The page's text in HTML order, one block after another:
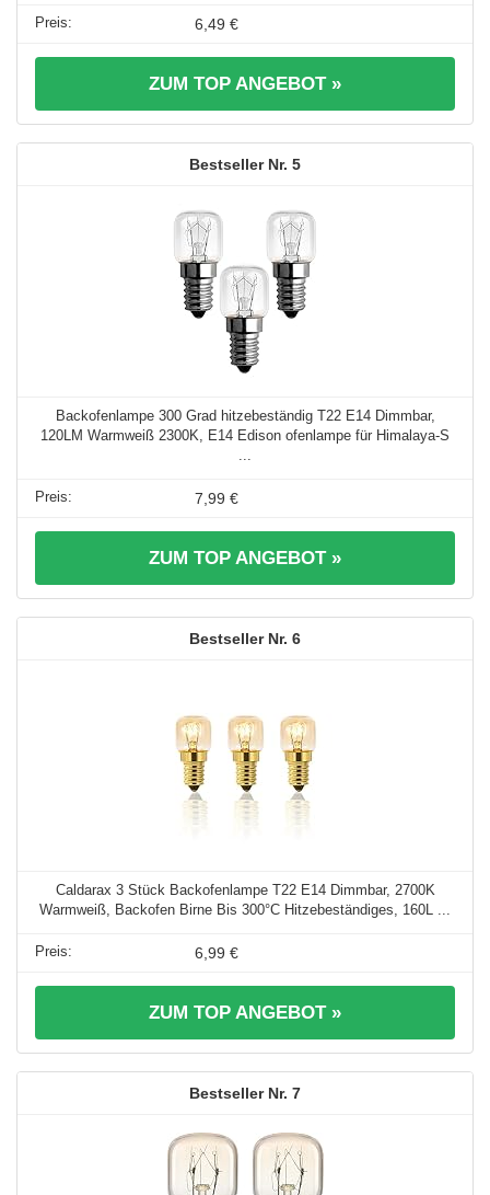
6,49 €
ZUM TOP ANGEBOT »
5
Backofenlampe 300 Grad hitzebeständig T22 E14 Dimmbar,
120LM Warmweiß 2300K, E14 Edison ofenlampe für Himalaya-S
7,99 €
ZUM TOP ANGEBOT »
6
Caldarax 3 Stück Backofenlampe T22 E14 Dimmbar, 2700K
Warmweiß, Backofen Birne Bis 300°C Hitzebeständiges, 160L ...
6,99 €
ZUM TOP ANGEBOT »
7